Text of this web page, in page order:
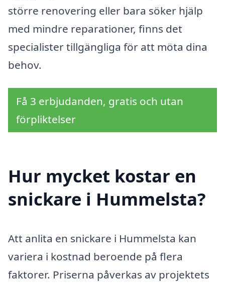
större renovering eller bara söker hjälp
med mindre reparationer, finns det
specialister tillgängliga för att möta dina
behov.
Få 3 erbjudanden, gratis och utan
förpliktelser
Hur mycket kostar en
snickare i Hummelsta?
Att anlita en snickare i Hummelsta kan
variera i kostnad beroende på flera
faktorer. Priserna påverkas av projektets